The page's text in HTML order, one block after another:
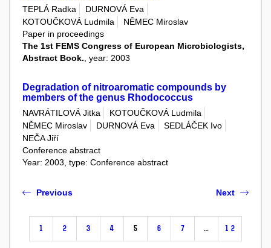
TEPLÁ Radka
DURNOVÁ Eva
KOTOUČKOVÁ Ludmila
NĚMEC Miroslav
Paper in proceedings
The 1st FEMS Congress of European Microbiologists,
Abstract Book., year: 2003
Degradation of nitroaromatic compounds by
members of the genus Rhodococcus
NAVRÁTILOVÁ Jitka
KOTOUČKOVÁ Ludmila
NĚMEC Miroslav
DURNOVÁ Eva
SEDLÁČEK Ivo
NEČA Jiří
Conference abstract
Year: 2003, type: Conference abstract
Previous
1 2 3 4 5 6 7 … 12
Next